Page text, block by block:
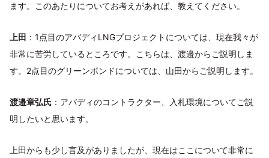
ます。このあたりについてお考えがあれば、教えてください。
上田 ：1点目のアバディLNGプロジェクトについては、現在我々が
非常に苦労しているところです。こちらは、渡邉からご説明しま
す。2点目のグリーンボンドについては、山田からご説明します。
渡邉章弘氏 ：アバディのコントラクター、入札環境についてご説
明したいと思います。
上田からも少し言及がありましたが、現在はここについて非常に